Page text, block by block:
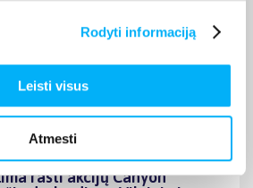
Rodyti informaciją
Leisti visus
Atmesti
tą pačią darbo dieną
esantys
populiariausi?
Pristatymas tą pačią
ir Kaune kategorijos
žemiausia kaina?
rasti akcijų Canyon